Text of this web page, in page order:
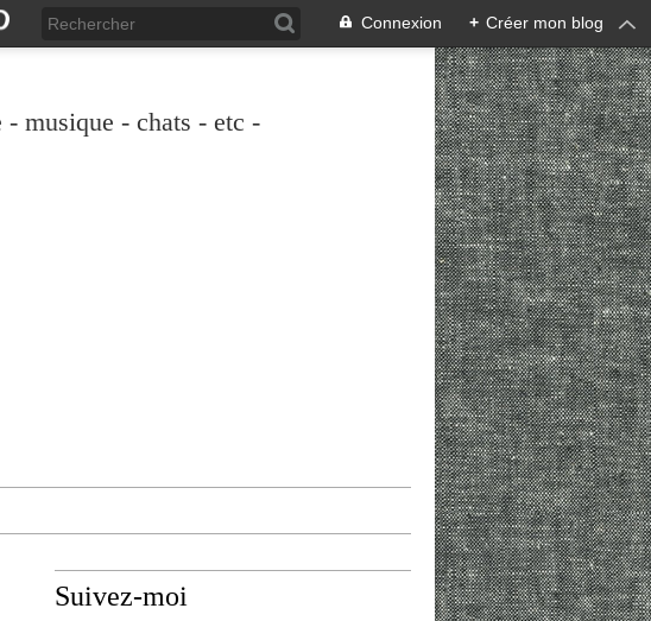
Connexion + Créer mon blog
musique - chats - etc -
Suivez-moi